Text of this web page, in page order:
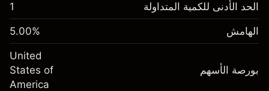
رسوم التبييت
الرسوم من قيمة الصفقة الكاملة
%
(-$4.31)
حجم الصفقة بالرافعة المالية ~$20,000.00
الأموال من الرافعة المالية ~ دولار
الهامش. استثمارك $1,000.00
رسوم التبييت
الرسوم من قيمة الصفقة الكاملة
-0.000682
%
(-$0.14)
الحد الأدنى للكمية المتداولة 1
الهامش 5.00%
بورصة الأسهم
United
States of
America